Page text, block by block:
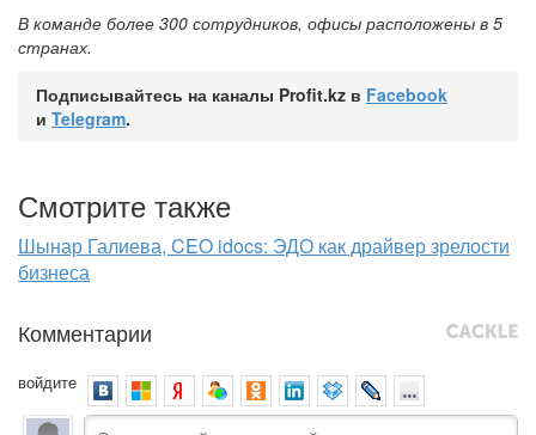
В команде более 300 сотрудников, офисы расположены в 5
странах.
Подписывайтесь на каналы Profit.kz в Facebook
и Telegram.
Смотрите также
Шынар Галиева, CEO idocs: ЭДО как драйвер зрелости
бизнеса
Комментарии
войдите